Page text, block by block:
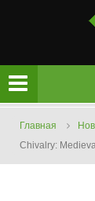
Главная
Chivalry: